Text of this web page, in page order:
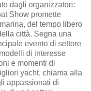
dagli organizzatori:
Show promette
del tempo libero
città. Segna una
evento di settore
di interesse
e momenti di
yacht, chiama alla
appassionati di